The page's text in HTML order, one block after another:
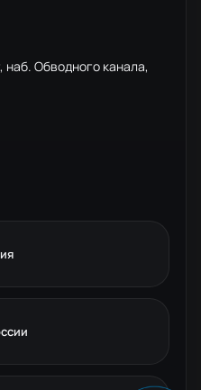
Обводного канала,